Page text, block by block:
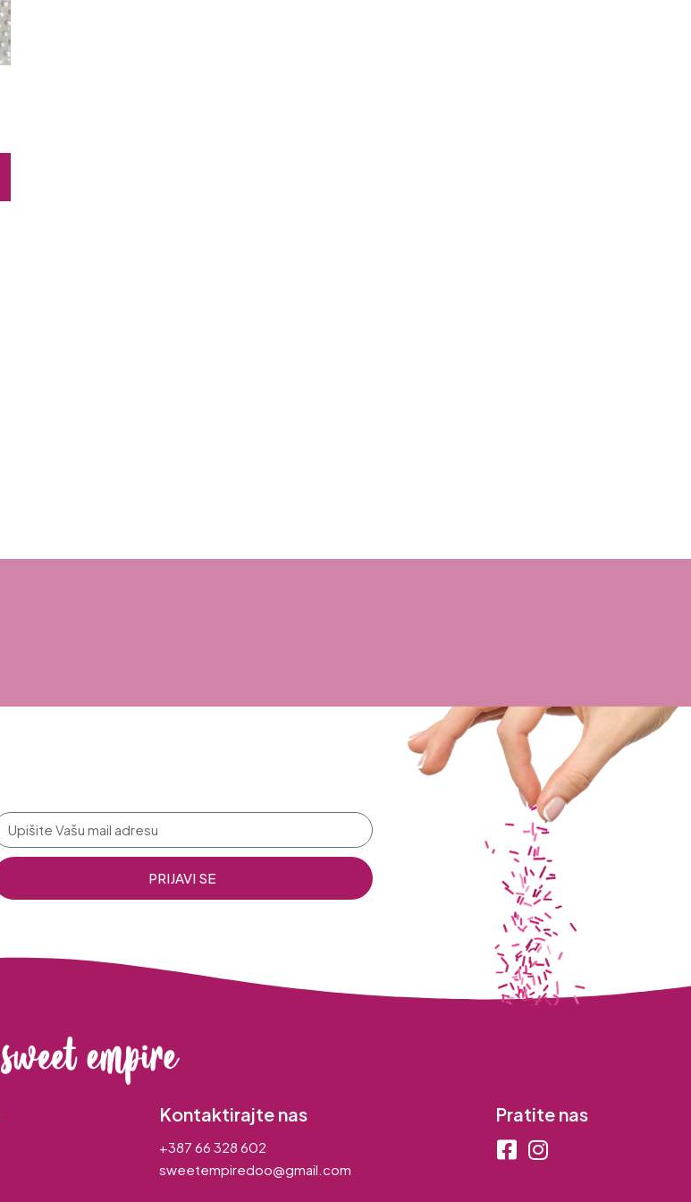
PRIJAVI SE
Kontaktirajte nas
+387 66 328 602
sweetempiredoo@gmail.com
Pratite nas